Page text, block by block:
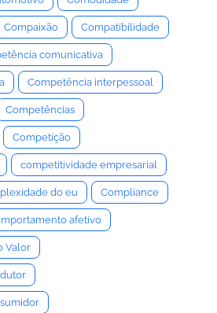
Compaixão Compatibilidade
comunicativa
Competência interpessoal
Competências
Competição
competitividade empresarial
do eu Compliance
afetivo
Valor